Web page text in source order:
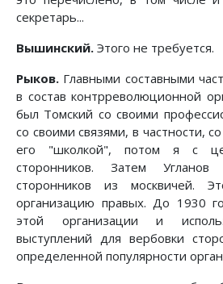
секретарь...
Вышинский. Этого не требуется.
Рыков. Главными составными
в состав контрреволюционной
был Томский со своими
со своими связями, в частности,
его "школкой", потом я с
сторонников. Затем
сторонников из москвичей.
организацию правых. До 1930
этой организации и
выступлений для вербовки
определенной популярности